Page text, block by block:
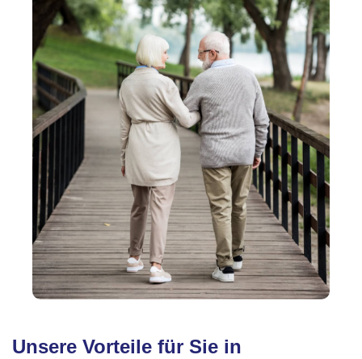
Unsere Vorteile für Sie in